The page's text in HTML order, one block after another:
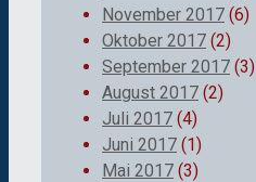
November 2017 (6)
Oktober 2017 (2)
September 2017 (3)
August 2017 (2)
Juli 2017 (4)
Juni 2017 (1)
Mai 2017 (3)